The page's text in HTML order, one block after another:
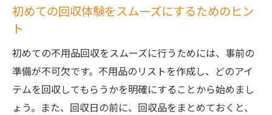
初めての回収体験をスムーズにするためのヒン
ト
初めての不用品回収をスムーズに行うためには、事前の
準備が不可欠です。不用品のリストを作成し、どのアイ
テムを回収してもらうかを明確にすることから始めまし
ょう。また、回収日の前に、回収品をまとめておくと、